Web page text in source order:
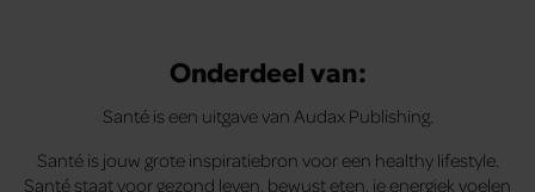
Onderdeel van:
Santé is een uitgave van Audax Publishing.
Santé is jouw grote inspiratiebron voor een healthy lifestyle.
Santé staat voor gezond leven, bewust eten, je energiek voelen